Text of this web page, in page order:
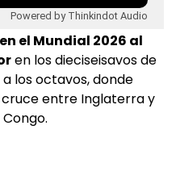
Powered by Thinkindot Audio
el Mundial 2026 al
en los dieciseisavos de
los octavos, donde
entre Inglaterra y